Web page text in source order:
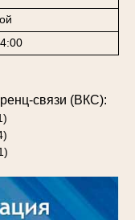
связи (ВКС):